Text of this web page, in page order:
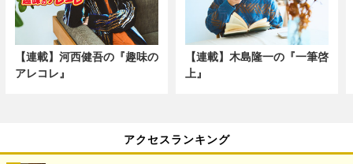
【連載】河西健吾の『趣味の
アレコレ』
【連載】木島隆一の『一筆啓
上』
アクセスランキング